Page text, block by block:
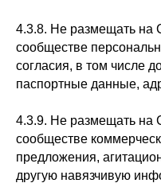
4.3.8. Не размещать на
сообществе
согласия, в том числе
паспортные данные,
4.3.9. Не размещать на
сообществе
предложения,
другую навязчивую